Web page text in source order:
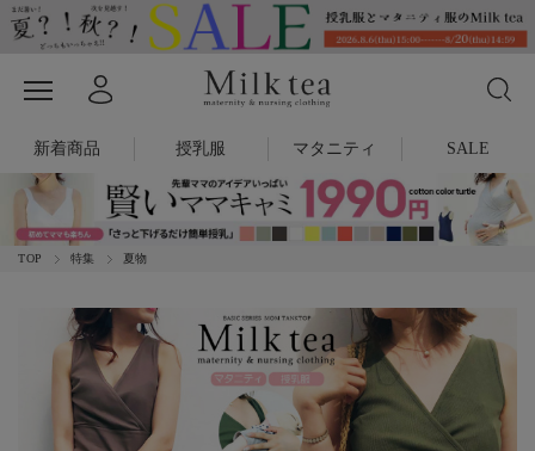
新着商品 授乳服 マタニティ SALE
TOP 特集 夏物